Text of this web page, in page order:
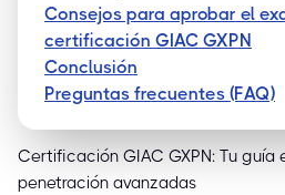
Consejos para aprobar el
certificación GIAC GXPN
Conclusión
Preguntas frecuentes (FAQ)
Certificación GIAC GXPN: Tu
penetración avanzadas